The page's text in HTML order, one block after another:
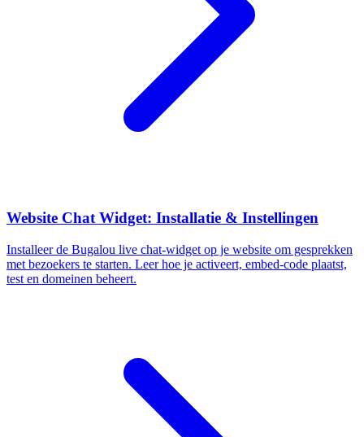
Website Chat Widget: Installatie & Instellingen
Installeer de Bugalou live chat-widget op je website om gesprekken
met bezoekers te starten. Leer hoe je activeert, embed-code plaatst,
test en domeinen beheert.